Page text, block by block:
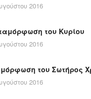
2016
του Κυρίου
2016
του Σωτήρος
2016